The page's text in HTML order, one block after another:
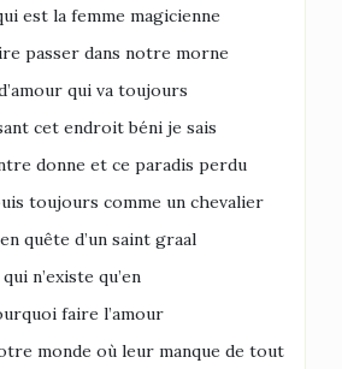
est la femme magicienne
passer dans notre morne
qui va toujours
cet endroit béni je sais
donne et ce paradis perdu
toujours comme un chevalier
quête d’un saint graal
qui n’existe qu’en
faire l’amour
monde où leur manque de tout